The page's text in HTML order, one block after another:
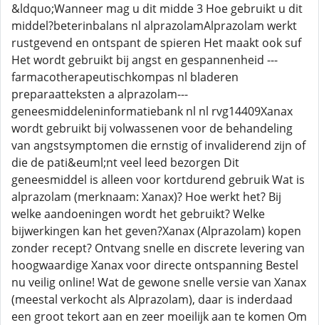
&ldquo;Wanneer mag u dit midde 3 Hoe gebruikt u dit
middel?beterinbalans nl alprazolamAlprazolam werkt
rustgevend en ontspant de spieren Het maakt ook suf
Het wordt gebruikt bij angst en gespannenheid ---
farmacotherapeutischkompas nl bladeren
preparaatteksten a alprazolam---
geneesmiddeleninformatiebank nl nl rvg14409Xanax
wordt gebruikt bij volwassenen voor de behandeling
van angstsymptomen die ernstig of invaliderend zijn of
die de pati&euml;nt veel leed bezorgen Dit
geneesmiddel is alleen voor kortdurend gebruik Wat is
alprazolam (merknaam: Xanax)? Hoe werkt het? Bij
welke aandoeningen wordt het gebruikt? Welke
bijwerkingen kan het geven?Xanax (Alprazolam) kopen
zonder recept? Ontvang snelle en discrete levering van
hoogwaardige Xanax voor directe ontspanning Bestel
nu veilig online! Wat de gewone snelle versie van Xanax
(meestal verkocht als Alprazolam), daar is inderdaad
een groot tekort aan en zeer moeilijk aan te komen Om